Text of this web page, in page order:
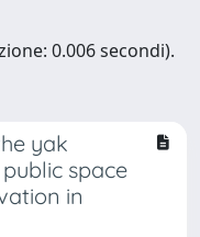
0.006 secondi).
yak
space
in